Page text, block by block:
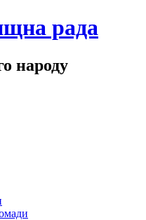
рада
народу